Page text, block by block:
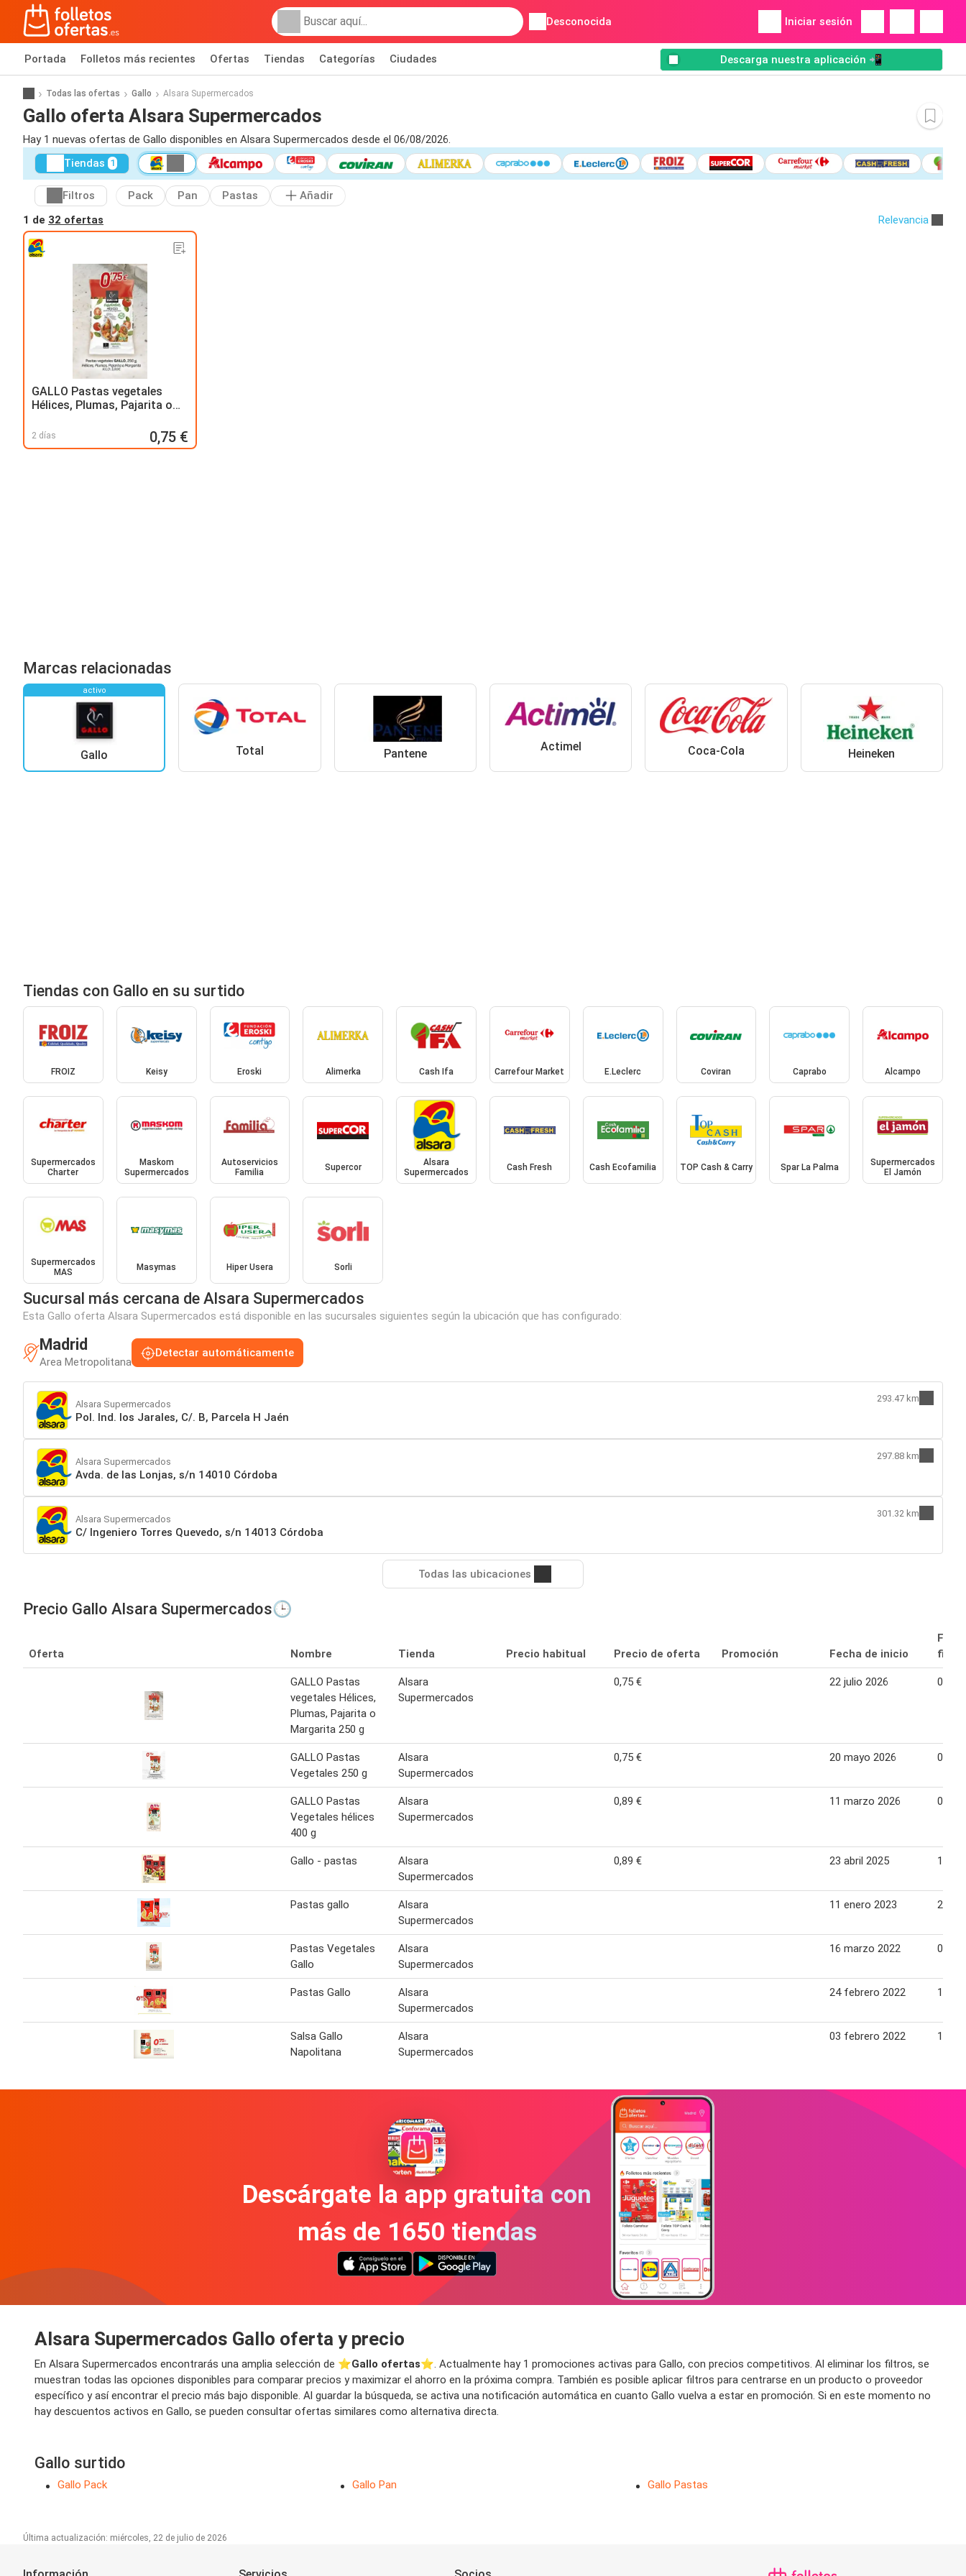
Desconocida Iniciar sesión
Portada Folletos más recientes Ofertas Tiendas Categorías Ciudades Descarga nuestra aplicación 📲
Todas las ofertas Gallo Alsara Supermercados
Gallo oferta Alsara Supermercados
Hay 1 nuevas ofertas de Gallo disponibles en Alsara Supermercados desde el 06/08/2026.
Tiendas 1
Filtros Pack Pan Pastas
Añadir
1 de 32 ofertas Relevancia
GALLO Pastas vegetales
Hélices, Plumas, Pajarita o
2 días 0,75 €
Marcas relacionadas
activo
Gallo Total Pantene
Actimel Coca-Cola Heineken
Tiendas con Gallo en su surtido
FROIZ Keisy Eroski Alimerka Cash Ifa Carrefour Market E.Leclerc Coviran Caprabo Alcampo
Supermercados
Charter
Maskom
Supermercados
Autoservicios
Familia
Supercor
Alsara
Supermercados
Cash Fresh Cash Ecofamilia TOP Cash & Carry Spar La Palma
Supermercados
El Jamón
Supermercados
MAS
Masymas Hiper Usera Sorli
Sucursal más cercana de Alsara Supermercados
Esta Gallo oferta Alsara Supermercados está disponible en las sucursales siguientes según la ubicación que has configurado:
Madrid
Area Metropolitana
Detectar automáticamente
Alsara Supermercados
Pol. Ind. los Jarales, C/. B, Parcela H Jaén
293.47 km
Alsara Supermercados
Avda. de las Lonjas, s/n 14010 Córdoba
297.88 km
Alsara Supermercados
C/ Ingeniero Torres Quevedo, s/n 14013 Córdoba
301.32 km
Todas las ubicaciones
Precio Gallo Alsara Supermercados🕒
Oferta Nombre Tienda Precio habitual Precio de oferta Promoción Fecha de inicio
GALLO Pastas
vegetales Hélices,
Plumas, Pajarita o
Margarita 250 g
Alsara
Supermercados
0,75 € 22 julio 2026 08
GALLO Pastas
Vegetales 250 g
Alsara
Supermercados
0,75 € 20 mayo 2026 06
GALLO Pastas
Vegetales hélices
400 g
Alsara
Supermercados
0,89 € 11 marzo 2026 04
Gallo - pastas
Alsara
Supermercados
0,89 € 23 abril 2025 10
Pastas gallo
Alsara
Supermercados
11 enero 2023 28
Pastas Vegetales
Gallo
Alsara
Supermercados
16 marzo 2022 02
Pastas Gallo
Alsara
Supermercados
24 febrero 2022 12
Salsa Gallo
Napolitana
Alsara
Supermercados
03 febrero 2022 19
Descárgate la app gratuita con
más de 1650 tiendas
Alsara Supermercados Gallo oferta y precio
En Alsara Supermercados encontrarás una amplia selección de ⭐️Gallo ofertas⭐️. Actualmente hay 1 promociones activas para Gallo, con precios competitivos. Al eliminar los filtros, se
muestran todas las opciones disponibles para comparar precios y maximizar el ahorro en la próxima compra. También es posible aplicar filtros para centrarse en un producto o proveedor
específico y así encontrar el precio más bajo disponible. Al guardar la búsqueda, se activa una notificación automática en cuanto Gallo vuelva a estar en promoción. Si en este momento no
hay descuentos activos en Gallo, se pueden consultar ofertas similares como alternativa directa.
Gallo surtido
Gallo Pack Gallo Pan Gallo Pastas
Última actualización: miércoles, 22 de julio de 2026